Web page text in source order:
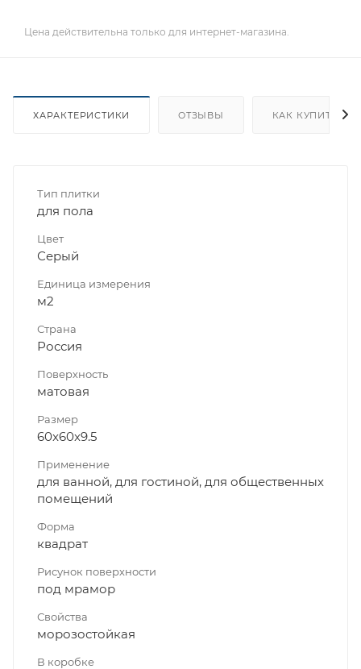
Цена действительна только для интернет-магазина.
ХАРАКТЕРИСТИКИ ОТЗЫВЫ КАК КУПИТЬ
Тип плитки
для пола
Цвет
Серый
Единица измерения
м2
Страна
Россия
Поверхность
матовая
Размер
60x60x9.5
Применение
для ванной, для гостиной, для общественных
помещений
Форма
квадрат
Рисунок поверхности
под мрамор
Свойства
морозостойкая
В коробке